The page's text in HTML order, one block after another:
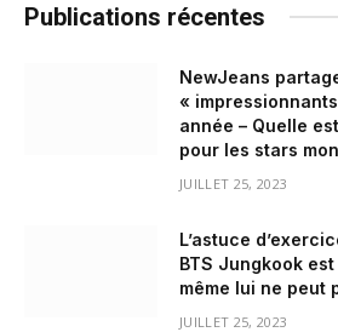
Publications récentes
NewJeans
«
année – Quelle
pour les stars
JUILLET 25, 2023
L’astuce
BTS Jungkook
même lui ne peut
JUILLET 25, 2023